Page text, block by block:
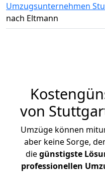
Umzugsunternehmen
nach Eltmann
von
Umzüge können
aber keine Sorge,
diegünstigste
professionellen